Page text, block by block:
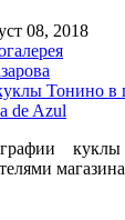
08, 2018